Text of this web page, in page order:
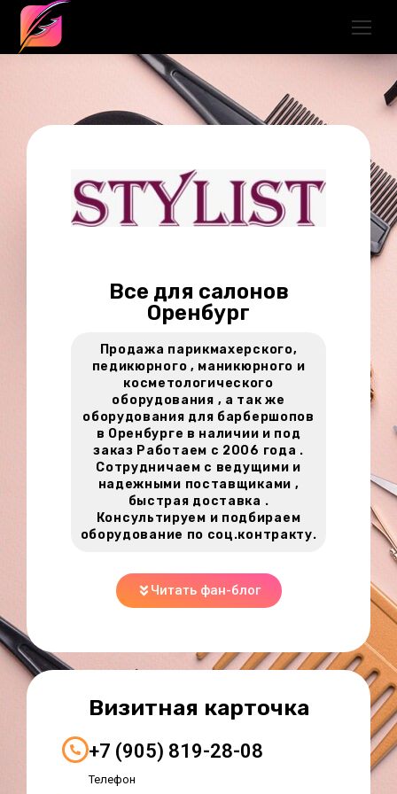
Все для салонов
Оренбург
Продажа парикмахерского,
педикюрного , маникюрного и
косметологического
оборудования , а так же
оборудования для барбершопов
в Оренбурге в наличии и под
заказ Работаем с 2006 года .
Сотрудничаем с ведущими и
надежными поставщиками ,
быстрая доставка .
Консультируем и подбираем
оборудование по соц.контракту.
Читать фан-блог
Визитная карточка
+7 (905) 819-28-08
Телефон